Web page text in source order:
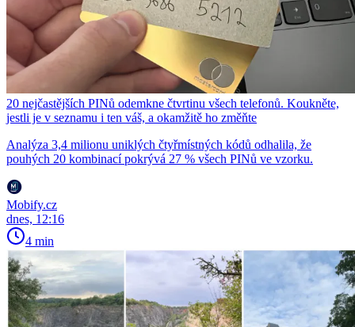
20 nejčastějších PINů odemkne čtvrtinu všech telefonů. Koukněte,
jestli je v seznamu i ten váš, a okamžitě ho změňte
Analýza 3,4 milionu uniklých čtyřmístných kódů odhalila, že
pouhých 20 kombinací pokrývá 27 % všech PINů ve vzorku.
Mobify.cz
dnes, 12:16
4 min